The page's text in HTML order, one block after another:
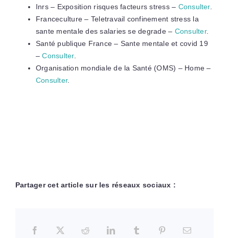
Inrs – Exposition risques facteurs stress – Consulter.
Franceculture – Teletravail confinement stress la
sante mentale des salaries se degrade – Consulter.
Santé publique France – Sante mentale et covid 19
–Consulter.
Organisation mondiale de la Santé (OMS) – Home –
Consulter.
Partager cet article sur les réseaux sociaux :